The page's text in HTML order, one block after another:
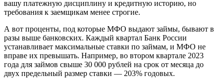
вашу платежную дисциплину и кредитную историю, но
требования к заемщикам менее строгие.
А вот проценты, под которые МФО выдают займы, бывают в
разы выше банковских. Каждый квартал Банк России
устанавливает максимальные ставки по займам, и МФО не
вправе их превышать. Например, во втором квартале 2023
года для займов свыше 30 000 рублей на срок от месяца до
двух предельный размер ставки — 203% годовых.